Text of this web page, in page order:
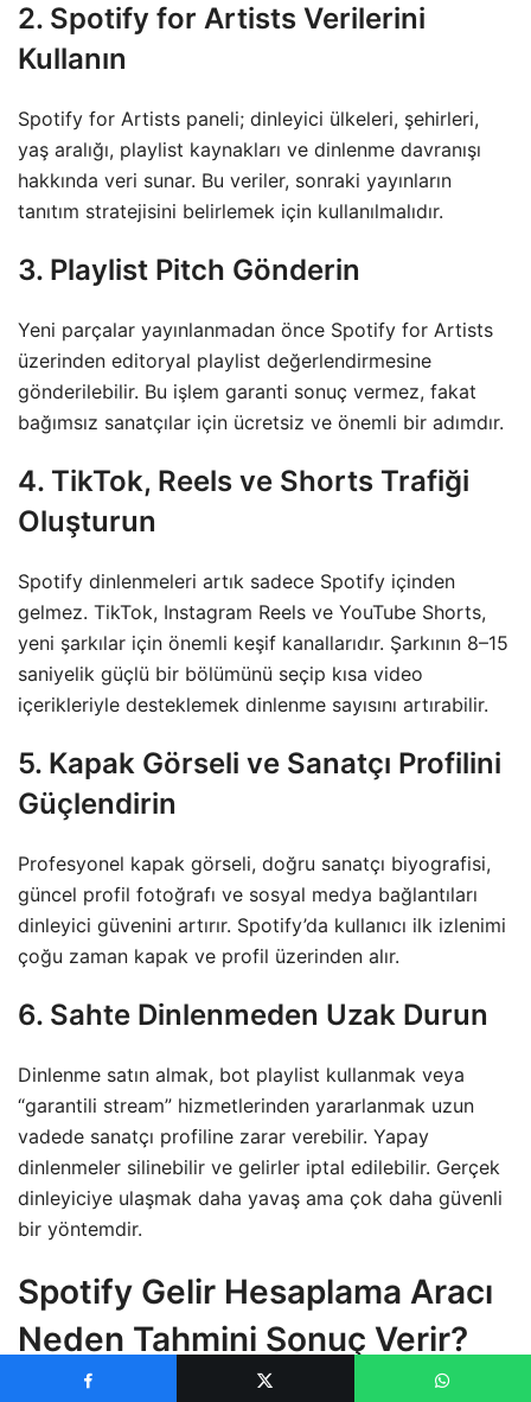
2. Spotify for Artists Verilerini
Kullanın
Spotify for Artists paneli; dinleyici ülkeleri, şehirleri,
yaş aralığı, playlist kaynakları ve dinlenme davranışı
hakkında veri sunar. Bu veriler, sonraki yayınların
tanıtım stratejisini belirlemek için kullanılmalıdır.
3. Playlist Pitch Gönderin
Yeni parçalar yayınlanmadan önce Spotify for Artists
üzerinden editoryal playlist değerlendirmesine
gönderilebilir. Bu işlem garanti sonuç vermez, fakat
bağımsız sanatçılar için ücretsiz ve önemli bir adımdır.
4. TikTok, Reels ve Shorts Trafiği
Oluşturun
Spotify dinlenmeleri artık sadece Spotify içinden
gelmez. TikTok, Instagram Reels ve YouTube Shorts,
yeni şarkılar için önemli keşif kanallarıdır. Şarkının 8–15
saniyelik güçlü bir bölümünü seçip kısa video
içerikleriyle desteklemek dinlenme sayısını artırabilir.
5. Kapak Görseli ve Sanatçı Profilini
Güçlendirin
Profesyonel kapak görseli, doğru sanatçı biyografisi,
güncel profil fotoğrafı ve sosyal medya bağlantıları
dinleyici güvenini artırır. Spotify’da kullanıcı ilk izlenimi
çoğu zaman kapak ve profil üzerinden alır.
6. Sahte Dinlenmeden Uzak Durun
Dinlenme satın almak, bot playlist kullanmak veya
“garantili stream” hizmetlerinden yararlanmak uzun
vadede sanatçı profiline zarar verebilir. Yapay
dinlenmeler silinebilir ve gelirler iptal edilebilir. Gerçek
dinleyiciye ulaşmak daha yavaş ama çok daha güvenli
bir yöntemdir.
Spotify Gelir Hesaplama Aracı
Neden Tahmini Sonuç Verir?